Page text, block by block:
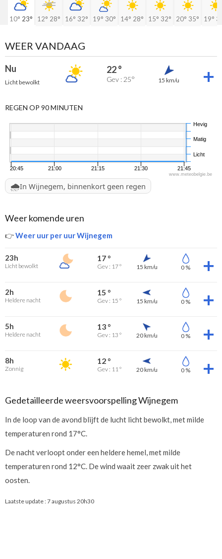
10° 23° 12° 28° 16° 32° 19° 30° 14° 28° 15° 32° 20° 35° 19°
WEER VANDAAG
Nu
Licht bewolkt
22 °
Gev : 25° 15 km/u
REGEN OP 90 MINUTEN
20:45 21:00 21:15 21:30 21:45
Licht
Matig
Hevig
www.meteobelgie.be
🌧️In Wijnegem, binnenkort geen regen
Weer komende uren
👉Weer uur per uur Wijnegem
23h
Licht bewolkt
17 °
Gev : 17 ° 15 km/u 0 %
2h
Heldere nacht
15 °
Gev : 15 ° 15 km/u 0 %
5h
Heldere nacht
13 °
Gev : 13 ° 20 km/u 0 %
8h
Zonnig
12 °
Gev : 11 ° 20 km/u 0 %
Gedetailleerde weersvoorspelling Wijnegem
In de loop van de avond blijft de lucht licht bewolkt, met milde
temperaturen rond 17°C.
De nacht verloopt onder een heldere hemel, met milde
temperaturen rond 12°C. De wind waait zeer zwak uit het
oosten.
Laatste update :7 augustus 20h30